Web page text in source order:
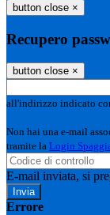
button close ×
Recupero
button close ×
all'indirizzo indicato
Non hai una e-mail
tramite la Login
E-mail inviata, si
Errore